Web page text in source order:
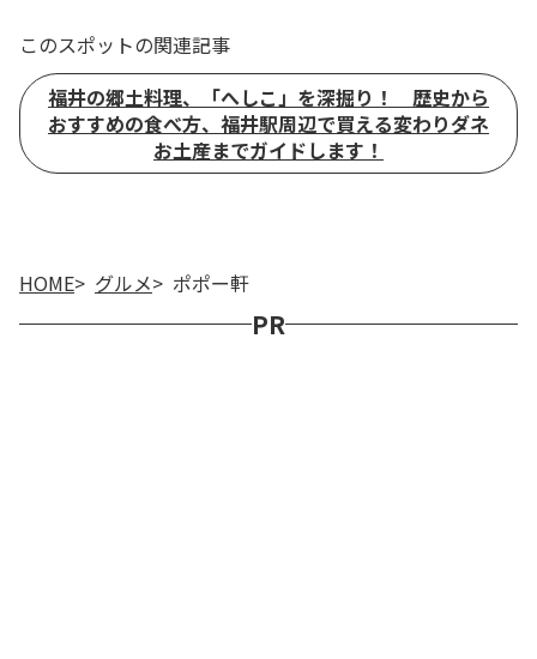
HOME グルメ ポポー軒
このスポットの関連記事
福井の郷土料理、「へしこ」を深掘り！ 歴史から
おすすめの食べ方、福井駅周辺で買える変わりダネ
お土産までガイドします！
PR